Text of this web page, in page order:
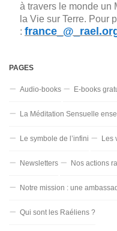
à travers le monde un
la Vie sur Terre. Pour
:
PAGES
Audio-books E-books
La Méditation Sensuelle
Le symbole de l’infini Les
Newsletters Nos actions
Notre mission : une
Qui sont les Raéliens ?